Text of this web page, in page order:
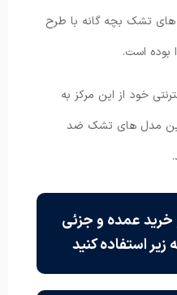
تشک بچه گانه با طرح
بوده است.
خود از این مرکز به
مدل های تشک ضد
خرید عمده و جزئی
استفاده کنید